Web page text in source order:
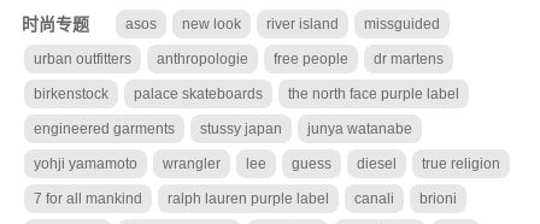
时尚专题 asos new look river island missguided
urban outfitters anthropologie free people dr martens
birkenstock palace skateboards the north face purple label
engineered garments stussy japan junya watanabe
yohji yamamoto wrangler lee guess diesel true religion
7 for all mankind ralph lauren purple label canali brioni